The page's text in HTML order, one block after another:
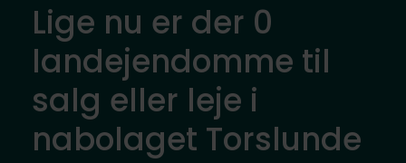
Lige nu er der 0
landejendomme til
salg eller leje i
nabolaget Torslunde